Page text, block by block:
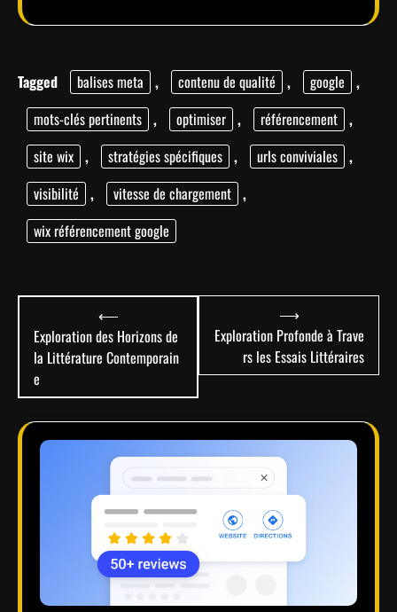
Tagged balises meta , contenu de qualité , google ,
mots-clés pertinents , optimiser , référencement ,
site wix , stratégies spécifiques , urls conviviales ,
visibilité , vitesse de chargement ,
wix référencement google
de
l’article
⟵
Exploration des Horizons de
la Littérature Contemporain
e
Exploration Profonde à Trave
rs les Essais Littéraires
⟶